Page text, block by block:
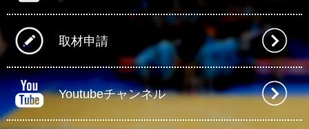
取材申請
Youtubeチャンネル